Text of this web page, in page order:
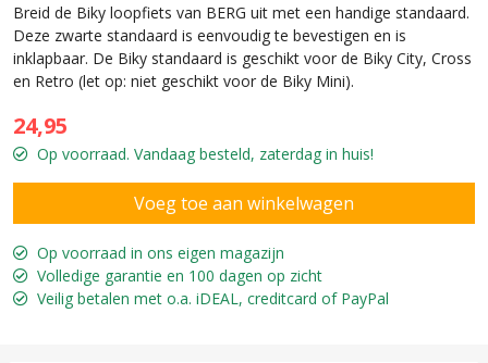
Breid de Biky loopfiets van BERG uit met een handige standaard.
Deze zwarte standaard is eenvoudig te bevestigen en is
inklapbaar. De Biky standaard is geschikt voor de Biky City, Cross
en Retro (let op: niet geschikt voor de Biky Mini).
24,95
Op voorraad. Vandaag besteld, zaterdag in huis!
Op voorraad in ons eigen magazijn
Volledige garantie en 100 dagen op zicht
Veilig betalen met o.a. iDEAL, creditcard of PayPal